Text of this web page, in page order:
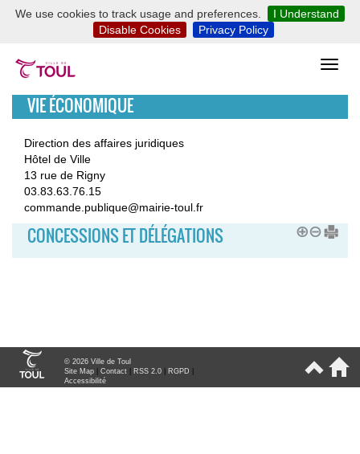
We use cookies to track usage and preferences.
I Understand
Disable Cookies
Privacy Policy
VIE ÉCONOMIQUE
Direction des affaires juridiques
Hôtel de Ville
13 rue de Rigny
03.83.63.76.15
commande.publique@mairie-toul.fr
CONCESSIONS ET DÉLÉGATIONS
© 2026 Ville de Toul
Site Map
Contact RSS 2.0 RGPD
Accessibilité